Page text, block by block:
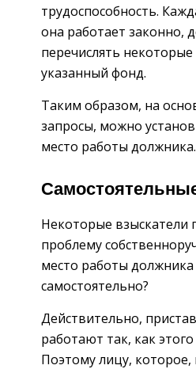
трудоспособность.
она работает законно,
перечислять некоторые
указанный фонд.
Таким образом, на
запросы, можно
место работы должника.
Некоторые взыскатели
проблему
место работы
самостоятельно?
Действительно,
работают так, как этого
Поэтому лицу, которое,